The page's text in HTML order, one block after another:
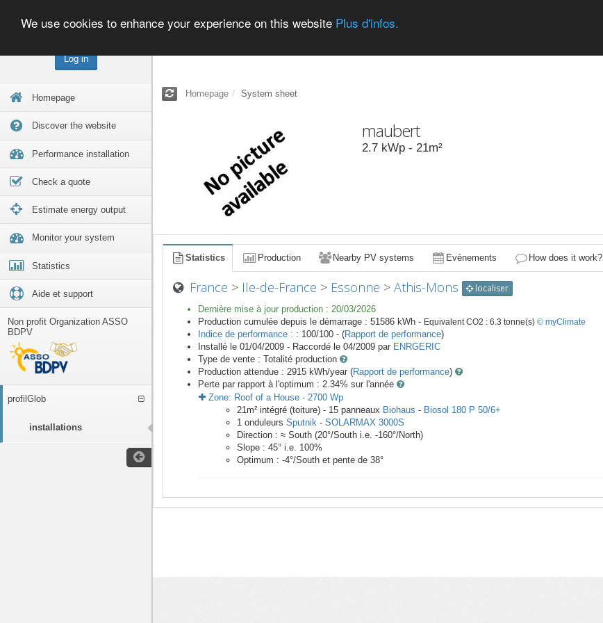
Log in
Homepage
Discover the website
Performance installation
Check a quote
Estimate energy output
Monitor your system
Statistics
Aide et support
Non profit Organization ASSO
BDPV
profilGlob
installations
We use cookies to enhance your experience on this website Plus d'infos.
Homepage System sheet
maubert
2.7 kWp - 21m²
Statistics Production Nearby PV systems Evènements How does it work?
France > Ile-de-France > Essonne >Athis-Mons localiser
Dernière mise à jour production : 20/03/2026
Production cumulée depuis le démarrage : 51586 kWh - Equivalent CO2 : 6.3 tonne(s) © myClimate
Indice de performance : : 100/100 - (Rapport de performance)
Installé le 01/04/2009 - Raccordé le 04/2009 par ENRGERIC
Type de vente : Totalité production
Production attendue : 2915 kWh/year (Rapport de performance)
Perte par rapport à l'optimum : 2.34% sur l'année
Zone: Roof of a House - 2700 Wp
21m² intégré (toiture) - 15 panneaux Biohaus - Biosol 180 P 50/6+
1 onduleurs Sputnik - SOLARMAX 3000S
Direction : ≈ South (20°/South i.e. -160°/North)
Slope : 45° i.e. 100%
Optimum : -4°/South et pente de 38°